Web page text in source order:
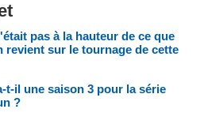
pas à la hauteur de ce que
revient sur le tournage de cette
t-il une saison 3 pour la série
?